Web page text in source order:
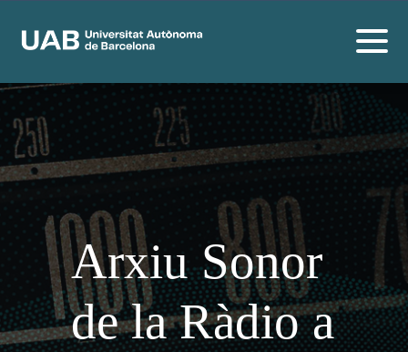
Arxiu Sonor
de la Ràdio a